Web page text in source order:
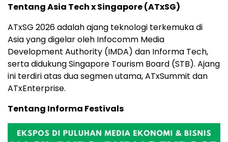
Tentang Asia Tech x Singapore (ATxSG)
ATxSG 2026 adalah ajang teknologi terkemuka di
Asia yang digelar oleh Infocomm Media
Development Authority (IMDA) dan Informa Tech,
serta didukung Singapore Tourism Board (STB). Ajang
ini terdiri atas dua segmen utama, ATxSummit dan
ATxEnterprise.
Tentang Informa Festivals